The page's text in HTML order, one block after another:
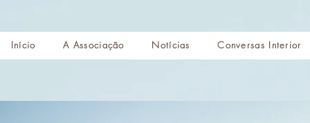
Início A Associação Notícias Conversas Interior